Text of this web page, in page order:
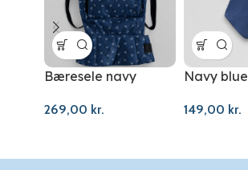
Bæresele navy
269,00 kr.
Navy blue
149,00 kr.